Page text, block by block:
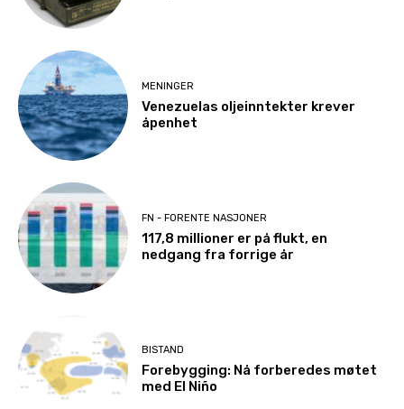
MENINGER
Venezuelas oljeinntekter krever
åpenhet
FN - FORENTE NASJONER
117,8 millioner er på flukt, en
nedgang fra forrige år
BISTAND
Forebygging: Nå forberedes møtet
med El Niño